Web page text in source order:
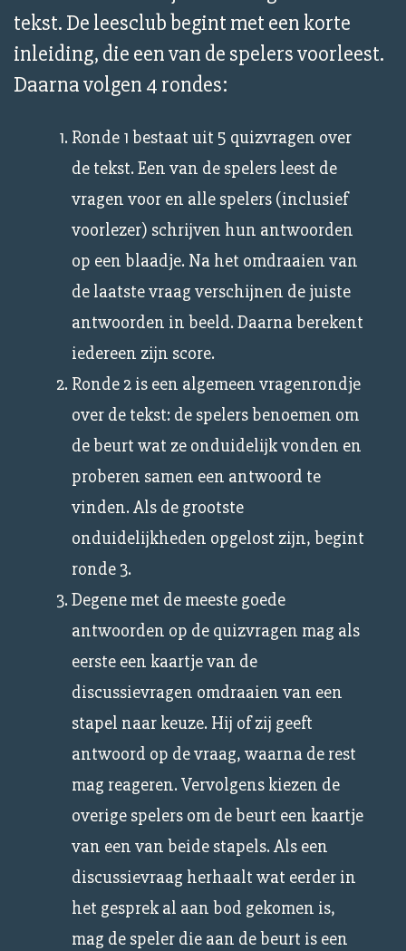
tekst. De leesclub begint met een korte
inleiding, die een van de spelers voorleest.
Daarna volgen 4 rondes:
Ronde 1 bestaat uit 5 quizvragen over
de tekst. Een van de spelers leest de
vragen voor en alle spelers (inclusief
voorlezer) schrijven hun antwoorden
op een blaadje. Na het omdraaien van
de laatste vraag verschijnen de juiste
antwoorden in beeld. Daarna berekent
iedereen zijn score.
Ronde 2 is een algemeen vragenrondje
over de tekst: de spelers benoemen om
de beurt wat ze onduidelijk vonden en
proberen samen een antwoord te
vinden. Als de grootste
onduidelijkheden opgelost zijn, begint
ronde 3.
Degene met de meeste goede
antwoorden op de quizvragen mag als
eerste een kaartje van de
discussievragen omdraaien van een
stapel naar keuze. Hij of zij geeft
antwoord op de vraag, waarna de rest
mag reageren. Vervolgens kiezen de
overige spelers om de beurt een kaartje
van een van beide stapels. Als een
discussievraag herhaalt wat eerder in
het gesprek al aan bod gekomen is,
mag de speler die aan de beurt is een